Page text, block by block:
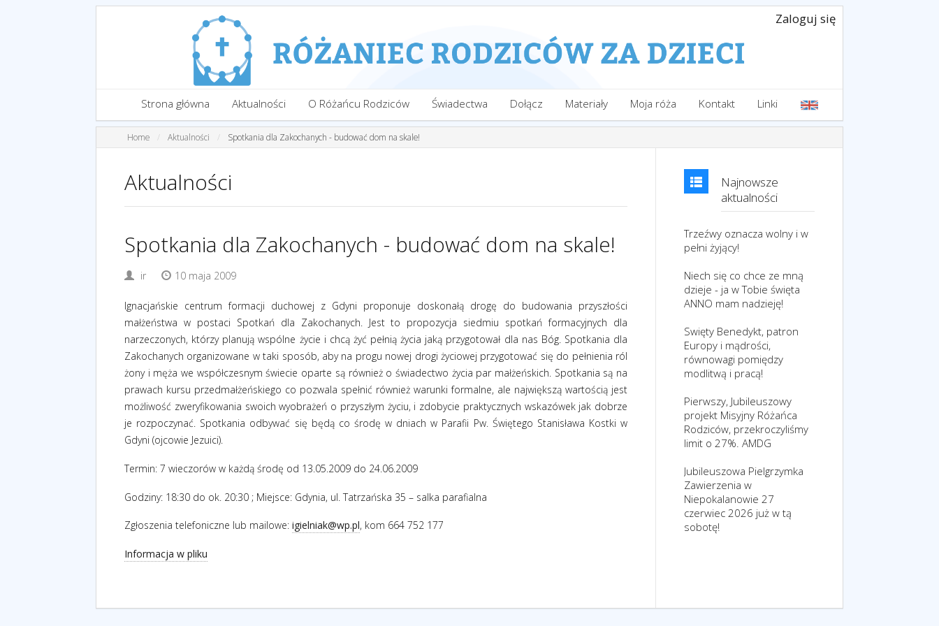
Zaloguj się
Strona główna Aktualności O Różańcu Rodziców Świadectwa Dołącz Materiały Moja róża Kontakt Linki
Home Aktualności Spotkania dla Zakochanych - budować dom na skale!
Aktualności
Spotkania dla Zakochanych - budować dom na skale!
ir 10 maja 2009
Ignacjańskie centrum formacji duchowej z Gdyni proponuje doskonałą drogę do budowania przyszłości
małżeństwa w postaci Spotkań dla Zakochanych. Jest to propozycja siedmiu spotkań formacyjnych dla
narzeczonych, którzy planują wspólne życie i chcą żyć pełnią życia jaką przygotował dla nas Bóg. Spotkania dla
Zakochanych organizowane w taki sposób, aby na progu nowej drogi życiowej przygotować się do pełnienia ról
żony i męża we współczesnym świecie oparte są również o świadectwo życia par małżeńskich. Spotkania są na
prawach kursu przedmałżeńskiego co pozwala spełnić również warunki formalne, ale największą wartością jest
możliwość zweryfikowania swoich wyobrażeń o przyszłym życiu, i zdobycie praktycznych wskazówek jak dobrze
je rozpoczynać. Spotkania odbywać się będą co środę w dniach w Parafii Pw. Świętego Stanisława Kostki w
Gdyni (ojcowie Jezuici).
Termin: 7 wieczorów w każdą środę od 13.05.2009 do 24.06.2009
Godziny: 18:30 do ok. 20:30 ; Miejsce: Gdynia, ul. Tatrzańska 35 – salka parafialna
Zgłoszenia telefoniczne lub mailowe: igielniak@wp.pl, kom 664 752 177
Informacja w pliku
Najnowsze
aktualności
Trzeźwy oznacza wolny i w
pełni żyjący!
Niech się co chce ze mną
dzieje - ja w Tobie święta
ANNO mam nadzieję!
Swięty Benedykt, patron
Europy i mądrości,
równowagi pomiędzy
modlitwą i pracą!
Pierwszy, Jubileuszowy
projekt Misyjny Różańca
Rodziców, przekroczyliśmy
limit o 27%. AMDG
Jubileuszowa Pielgrzymka
Zawierzenia w
Niepokalanowie 27
czerwiec 2026 już w tą
sobotę!